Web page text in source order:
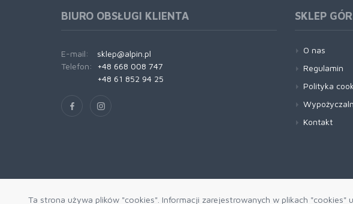
Ta strona używa plików "cookies". Informacji zarejestrowanych w plikach
BIURO OBSŁUGI KLIENTA
E-mail:
sklep@alpin.pl
Telefon:
+48 668 008 747
+48 61 852 94 25
SKLEP
O nas
Regulamin
Polityka
Kontakt